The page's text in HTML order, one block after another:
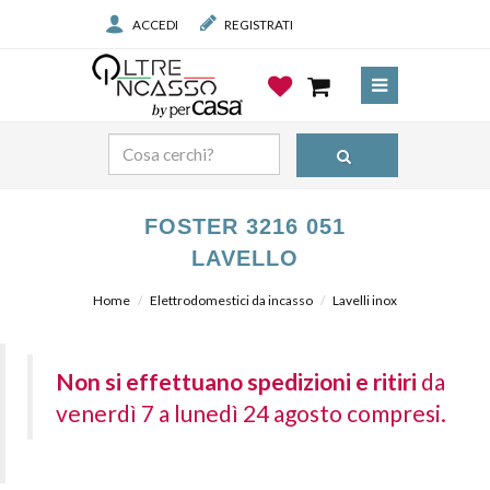
ACCEDI REGISTRATI
FOSTER 3216 051
LAVELLO
Home Elettrodomestici da incasso Lavelli inox
Non si effettuano spedizioni e ritiri da
venerdì 7 a lunedì 24 agosto compresi.